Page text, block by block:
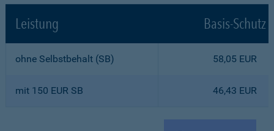
Leistung Basis-Schutz
ohne Selbstbehalt (SB) 58,05 EUR
mit 150 EUR SB 46,43 EUR